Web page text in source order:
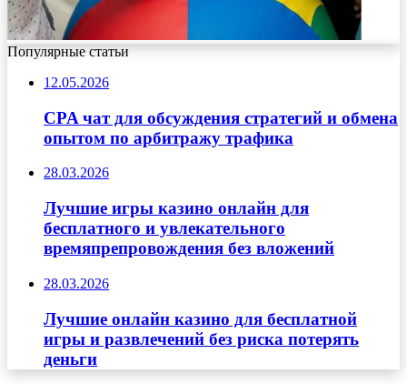
Популярные статьи
12.05.2026
CPA чат для обсуждения стратегий и обмена
опытом по арбитражу трафика
28.03.2026
Лучшие игры казино онлайн для
бесплатного и увлекательного
времяпрепровождения без вложений
28.03.2026
Лучшие онлайн казино для бесплатной
игры и развлечений без риска потерять
деньги